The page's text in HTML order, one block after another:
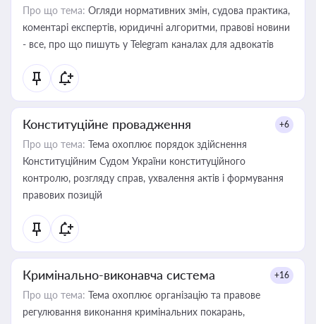
Про що тема: Огляди нормативних змін, судова практика,
коментарі експертів, юридичні алгоритми, правові новини
- все, про що пишуть у Telegram каналах для адвокатів
Конституційне провадження +6
Про що тема: Тема охоплює порядок здійснення
Конституційним Судом України конституційного
контролю, розгляду справ, ухвалення актів і формування
правових позицій
Кримінально-виконавча система +16
Про що тема: Тема охоплює організацію та правове
регулювання виконання кримінальних покарань,